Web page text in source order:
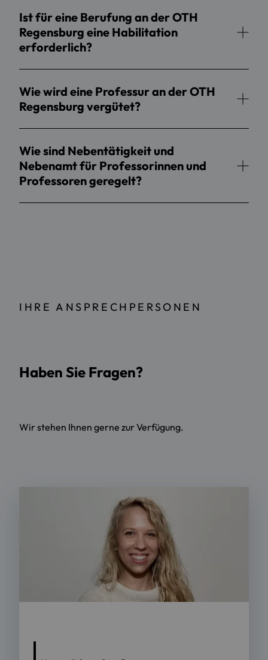
Ist für eine Berufung an der OTH
Regensburg eine Habilitation
erforderlich?
Wie wird eine Professur an der OTH
Regensburg vergütet?
Wie sind Nebentätigkeit und
Nebenamt für Professorinnen und
Professoren geregelt?
IHRE ANSPRECHPERSONEN
Haben Sie Fragen?
Wir stehen Ihnen gerne zur Verfügung.